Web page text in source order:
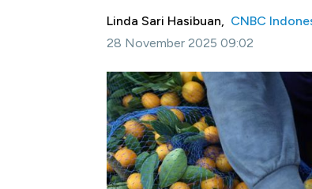
Linda Sari Hasibuan, CNBC
28 November 2025 09:02